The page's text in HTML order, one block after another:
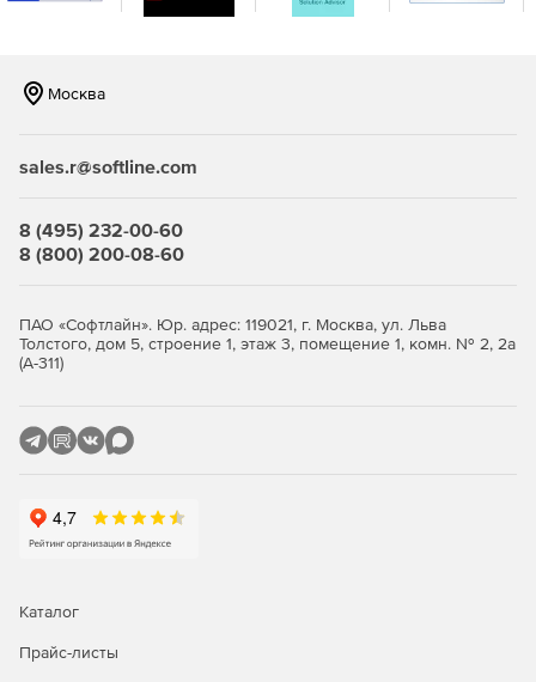
наиболее востребованные отчеты для сетевого
или компактные наборы данных CSV по требованию, или
непиковое время. Пользовательский конструктор
предварительно созданный отчет еще не предоставлен.
Москва
sales.r@softline.com
8 (495) 232-00-60
8 (800) 200-08-60
ПАО «Софтлайн». Юр. адрес: 119021, г. Москва, ул. Льва
Толстого, дом 5, строение 1, этаж 3, помещение 1, комн. № 2, 2а
(А-311)
Каталог
Прайс-листы